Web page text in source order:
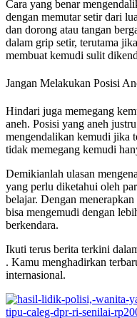
Cara yang benar
dengan memutar setir dari
dan dorong atau tangan
dalam grip setir, terutama
membuat kemudi sulit
Jangan Melakukan Posisi
Hindari juga memegang
aneh. Posisi yang aneh
mengendalikan kemudi jika
tidak memegang kemudi
Demikianlah ulasan
yang perlu diketahui oleh
belajar. Dengan
bisa mengemudi dengan
berkendara.
Ikuti terus berita terkini
. Kamu menghadirkan
internasional.